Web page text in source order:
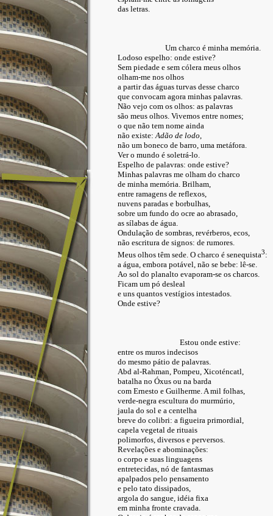
das letras.
Um charco é minha memória.
Lodoso espelho: onde estive?
Sem piedade e sem cólera meus olhos
olham-me nos olhos
a partir das águas turvas desse charco
que convocam agora minhas palavras.
Não vejo com os olhos: as palavras
são meus olhos. Vivemos entre nomes;
o que não tem nome ainda
não existe:Adão de lodo,
não um boneco de barro, uma metáfora.
Ver o mundo é soletrá-lo.
Espelho de palavras: onde estive?
Minhas palavras me olham do charco
de minha memória. Brilham,
entre ramagens de reflexos,
nuvens paradas e borbulhas,
sobre um fundo do ocre ao abrasado,
as sílabas de água.
Ondulação de sombras, revérberos, ecos,
não escritura de signos: de rumores.
Meus olhos têm sede. O charco é senequista3:
a água, embora potável, não se bebe: lê-se.
Ao sol do planalto evaporam-se os charcos.
Ficam um pó desleal
e uns quantos vestígios intestados.
Onde estive?
Estou onde estive:
entre os muros indecisos
do mesmo pátio de palavras.
Abd al-Rahman, Pompeu, Xicoténcatl,
batalha no Óxus ou na barda
com Ernesto e Guilherme. A mil folhas,
verde-negra escultura do murmúrio,
jaula do sol e a centelha
breve do colibri: a figueira primordial,
capela vegetal de rituais
polimorfos, diversos e perversos.
Revelações e abominações:
o corpo e suas linguagens
entretecidas, nó de fantasmas
apalpados pelo pensamento
e pelo tato dissipados,
argola do sangue, idéia fixa
em minha fronte cravada.